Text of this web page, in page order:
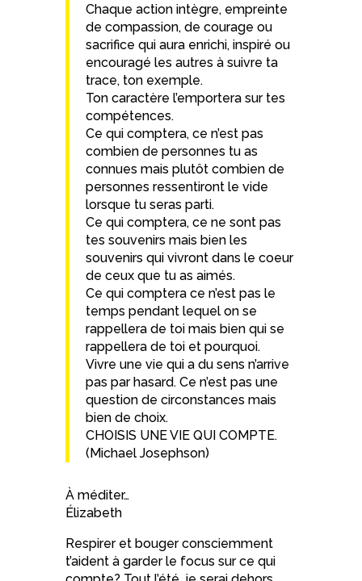
Chaque action intègre, empreinte
de compassion, de courage ou
sacrifice qui aura enrichi, inspiré ou
encouragé les autres à suivre ta
trace, ton exemple.
Ton caractère l’emportera sur tes
compétences.
Ce qui comptera, ce n’est pas
combien de personnes tu as
connues mais plutôt combien de
personnes ressentiront le vide
lorsque tu seras parti.
Ce qui comptera, ce ne sont pas
tes souvenirs mais bien les
souvenirs qui vivront dans le coeur
de ceux que tu as aimés.
Ce qui comptera ce n’est pas le
temps pendant lequel on se
rappellera de toi mais bien qui se
rappellera de toi et pourquoi.
Vivre une vie qui a du sens n’arrive
pas par hasard. Ce n’est pas une
question de circonstances mais
bien de choix.
CHOISIS UNE VIE QUI COMPTE.
(Michael Josephson)
À méditer…
Élizabeth
Respirer et bouger consciemment
t’aident à garder le focus sur ce qui